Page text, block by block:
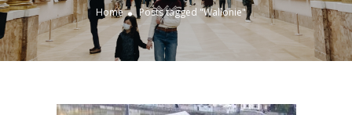
Home Posts tagged "Wallonie"